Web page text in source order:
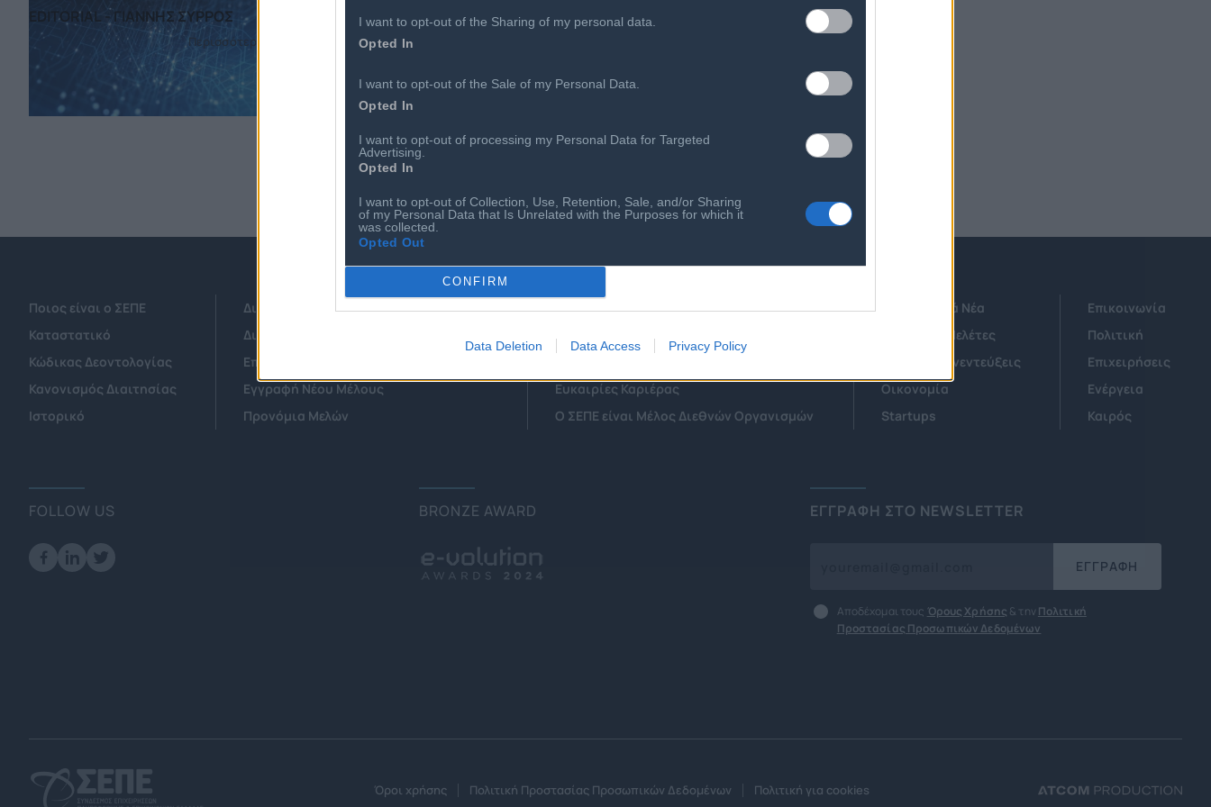
I want to opt-out of the Sharing of my personal data.
Opted In
I want to opt-out of the Sale of my Personal Data.
Opted In
I want to opt-out of processing my Personal Data for Targeted
Advertising.
Opted In
I want to opt-out of Collection, Use, Retention, Sale, and/or Sharing
of my Personal Data that Is Unrelated with the Purposes for which it
was collected.
Opted Out
CONFIRM
Data Deletion Data Access Privacy Policy
EDITORIAL - ΓΙΑΝΝΗΣ ΣΥΡΡΟΣ
Περισσότερα
Ποιος είναι ο ΣΕΠΕ
Καταστατικό
Κώδικας Δεοντολογίας
Κανονισμός Διαιτησίας
Ιστορικό
Διοικητικό Συμβούλιο/ Αιρετά Όργανα
Διοικητικό Προσωπικό & Συνεργάτες
Επιχειρήσεις - Μέλη
Εγγραφή Νέου Μέλους
Προνόμια Μελών
Επιτροπές & Ομάδες Εργασίας
Εκδηλώσεις
Ευκαιρίες Καριέρας
Ο ΣΕΠΕ είναι Μέλος Διεθνών Οργανισμών
Τεχνολογικά Νέα
Έρευνες - Μελέτες
Άρθρα & Συνεντεύξεις
Οικονομία
Startups
Επικοινωνία
Πολιτική
Επιχειρήσεις
Ενέργεια
Καιρός
FOLLOW US BRONZE AWARD ΕΓΓΡΑΦΗ ΣΤΟ NEWSLETTER
ΕΓΓΡΑΦΗ
Αποδέχομαι τους Όρους Χρήσης & την Πολιτική
Προστασίας Προσωπικών Δεδομένων
Όροι χρήσης Πολιτική Προστασίας Προσωπικών Δεδομένων Πολιτική για cookies